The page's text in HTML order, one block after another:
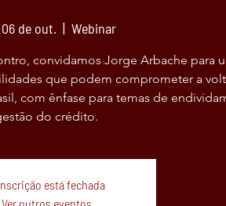
de out.
  |
Webinar
convidamos Jorge Arbache para
que podem comprometer a
com ênfase para temas de
do crédito.
está fechada